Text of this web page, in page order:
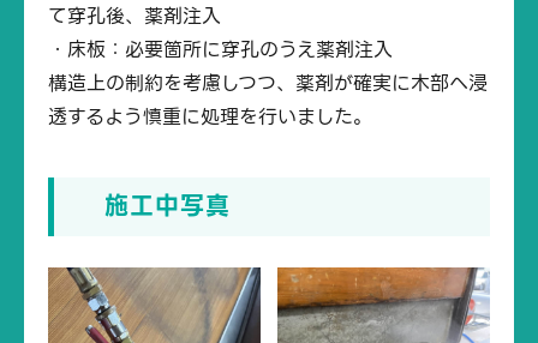
て穿孔後、薬剤注入
・床板：必要箇所に穿孔のうえ薬剤注入
構造上の制約を考慮しつつ、薬剤が確実に木部へ浸
透するよう慎重に処理を行いました。
施工中写真